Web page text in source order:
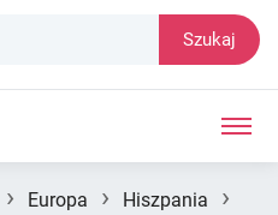
Szukaj
› Europa › Hiszpania ›